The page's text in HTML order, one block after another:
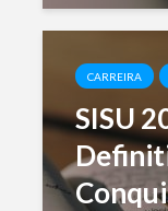
CARREIRA
SISU